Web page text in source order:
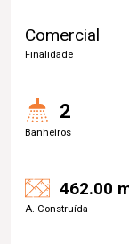
Comercial
Finalidade
2
Banheiros
462.00
A. Construída